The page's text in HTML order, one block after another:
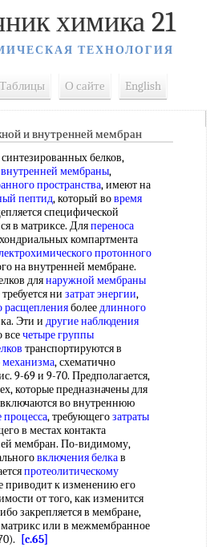
химика 21
ТЕХНОЛОГИЯ
Таблицы О сайте English
и внутренней мембран
белков,
внутренней мембраны,
пространства, имеют на
пептид, который вовремя
специфической
в матриксе. Дляпереноса
компартмента
протонного
на внутренней мембране.
длянаружной мембраны
ни затрат энергии,
расщепленияболеедлинного
Эти и другие наблюдения
всечетыре группы
транспортируются в
, схематично
9-69 и 9-70. Предполагается,
которые предназначены для
во внутреннюю
процесса, требующегозатраты
в местах контакта
мембран. По-видимому,
включения белкав
протеолитическому
приводит к изменению его
от того, как изменится
закрепляется в мембране,
матрикс или в межмембранное
[c.65]